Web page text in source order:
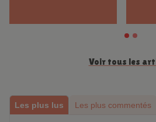
Voir tous les
Les plus lus Les plus commentés